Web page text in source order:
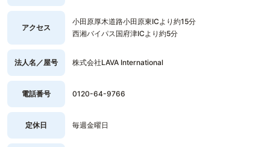
アクセス
小田原厚木道路小田原東ICより約15分
西湘バイパス国府津ICより約5分
法人名／屋号 株式会社LAVA International
電話番号 0120-64-9766
定休日 毎週金曜日